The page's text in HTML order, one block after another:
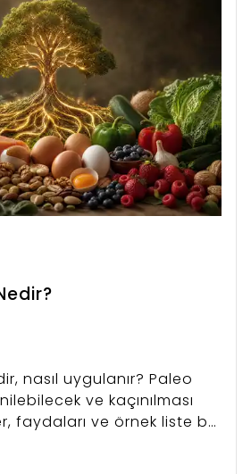
nasıl uygulanır? Paleo
ve kaçınılması
faydaları ve örnek liste bu